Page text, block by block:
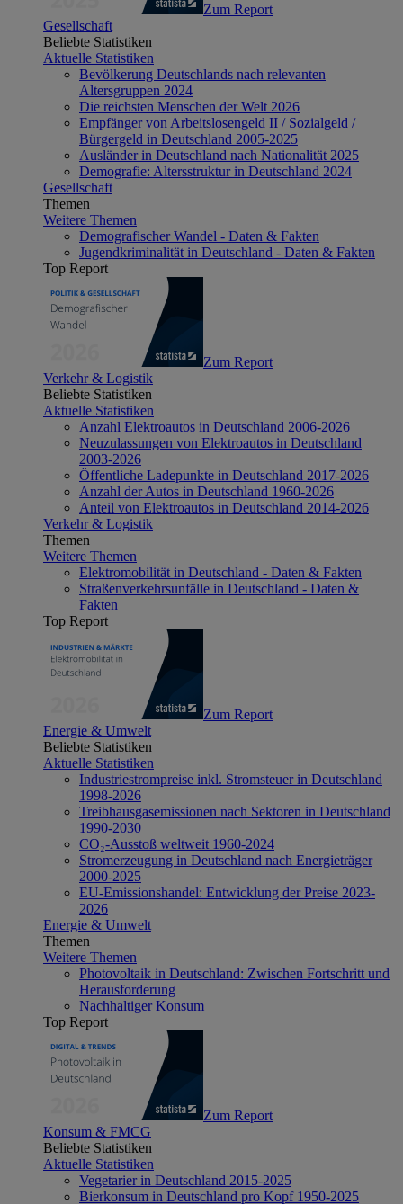
Zum Report
Gesellschaft
Beliebte Statistiken
Aktuelle Statistiken
Bevölkerung Deutschlands nach relevanten
Altersgruppen 2024
Die reichsten Menschen der Welt 2026
Empfänger von Arbeitslosengeld II / Sozialgeld /
Bürgergeld in Deutschland 2005-2025
Ausländer in Deutschland nach Nationalität 2025
Demografie: Altersstruktur in Deutschland 2024
Gesellschaft
Themen
Weitere Themen
Demografischer Wandel - Daten & Fakten
Jugendkriminalität in Deutschland - Daten & Fakten
Top Report
Zum Report
Verkehr & Logistik
Beliebte Statistiken
Aktuelle Statistiken
Anzahl Elektroautos in Deutschland 2006-2026
Neuzulassungen von Elektroautos in Deutschland
2003-2026
Öffentliche Ladepunkte in Deutschland 2017-2026
Anzahl der Autos in Deutschland 1960-2026
Anteil von Elektroautos in Deutschland 2014-2026
Verkehr & Logistik
Themen
Weitere Themen
Elektromobilität in Deutschland - Daten & Fakten
Straßenverkehrsunfälle in Deutschland - Daten &
Fakten
Top Report
Zum Report
Energie & Umwelt
Beliebte Statistiken
Aktuelle Statistiken
Industriestrompreise inkl. Stromsteuer in Deutschland
1998-2026
Treibhausgasemissionen nach Sektoren in Deutschland
1990-2030
CO₂-Ausstoß weltweit 1960-2024
Stromerzeugung in Deutschland nach Energieträger
2000-2025
EU-Emissionshandel: Entwicklung der Preise 2023-
2026
Energie & Umwelt
Themen
Weitere Themen
Photovoltaik in Deutschland: Zwischen Fortschritt und
Herausforderung
Nachhaltiger Konsum
Top Report
Zum Report
Konsum & FMCG
Beliebte Statistiken
Aktuelle Statistiken
Vegetarier in Deutschland 2015-2025
Bierkonsum in Deutschland pro Kopf 1950-2025